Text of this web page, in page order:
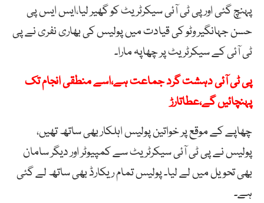
پہنچ گئی اور پی ٹی آئی سیکرٹریٹ کو گھیر لیا،ایس ایس پی
حسن جہانگیر وٹو کی قیادت میں پولیس کی بھاری نفری نے پی
ٹی آئی کے سیکرٹریٹ پر چھاپہ مارا۔
پی ٹی آئی دہشت گرد جماعت ہے،اسے منطقی انجام تک
پہنچائیں گے،عطاتارڑ
چھاپے کے موقع پر خواتین پولیس اہلکار بھی ساتھ تھیں،
پولیس نے پی ٹی آئی سیکرٹریٹ سے کمپیوٹر اور دیگر سامان
بھی تحویل میں لے لیا۔ پولیس تمام ریکارڈ بھی ساتھ لے گئی
ہے۔